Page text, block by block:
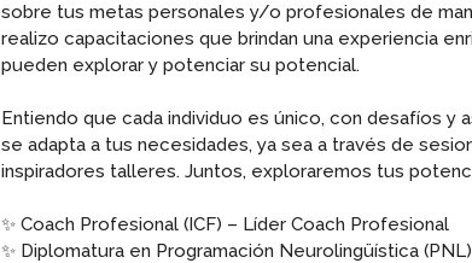
sobre tus metas personales y/o profesionales de
realizo capacitaciones que brindan una experiencia
pueden explorar y potenciar su potencial.
Entiendo que cada individuo es único, con desafíos y
se adapta a tus necesidades, ya sea a través de
inspiradores talleres. Juntos, exploraremos tus
✨ Coach Profesional (ICF) – Líder Coach Profesional
✨ Diplomatura en Programación Neurolingüística